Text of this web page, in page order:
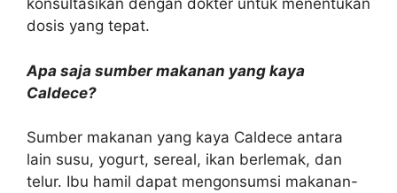
konsultasikan dengan dokter untuk menentukan
dosis yang tepat.
Apa saja sumber makanan yang kaya
Caldece?
Sumber makanan yang kaya Caldece antara
lain susu, yogurt, sereal, ikan berlemak, dan
telur. Ibu hamil dapat mengonsumsi makanan-